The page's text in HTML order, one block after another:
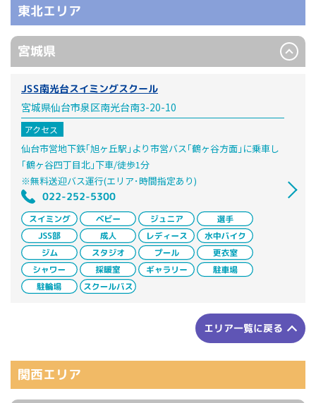
東北エリア
宮城県
JSS南光台スイミングスクール
宮城県仙台市泉区南光台南3-20-10
アクセス
仙台市営地下鉄｢旭ヶ丘駅｣より市営バス｢鶴ヶ谷方面｣に乗車し
｢鶴ヶ谷四丁目北｣下車/徒歩1分
※無料送迎バス運行(エリア･時間指定あり)
022-252-5300
エリア一覧に戻る
関西エリア